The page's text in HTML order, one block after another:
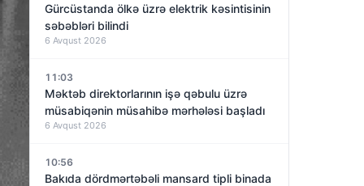
Gürcüstanda ölkə üzrə elektrik kəsintisinin
səbəbləri bilindi
6 Avqust 2026
11:03
Məktəb direktorlarının işə qəbulu üzrə
müsabiqənin müsahibə mərhələsi başladı
6 Avqust 2026
10:56
Bakıda dördmərtəbəli mansard tipli binada